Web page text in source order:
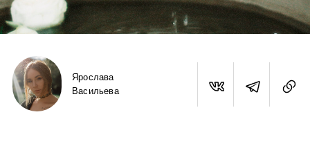
Ярослава
Васильева